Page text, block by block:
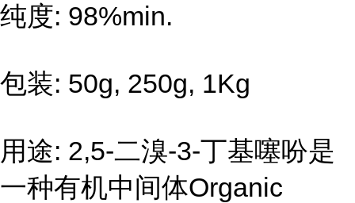
纯度: 98%min.
包装: 50g, 250g, 1Kg
用途: 2,5-二溴-3-丁基噻吩是
一种有机中间体Organic